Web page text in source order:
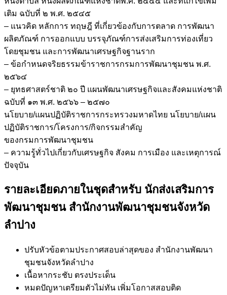
เติม ฉบับที่ ๒ พ.ศ. ๒๕๔๕
– แนวคิด หลักการ ทฤษฎี ที่เกี่ยวข้องกับการตลาด การพัฒนา
ผลิตภัณฑ์ การออกแบบ บรรจุภัณฑ์การส่งเสริมการท่องเที่ยว
โดยชุมชน และการพัฒนาเศรษฐกิจฐานราก
– ข้อกำหนดจริยธรรมข้าราชการกรมการพัฒนาชุมชน พ.ศ.
๒๕๖๔
– ยุทธศาสตร์ชาติ ๒๐ ปี แผนพัฒนาเศรษฐกิจและสังคมแห่งชาติ
ฉบับที่ ๑๓ พ.ศ. ๒๕๖๖ – ๒๕๗๐
นโยบาย/แผนปฏิบัติราชการกระทรวงมหาดไทย นโยบาย/แผน
ปฏิบัติราชการ/โครงการ/กิจกรรมสำคัญ
ของกรมการพัฒนาชุมชน
– ความรู้ทั่วไปเกี่ยวกับเศรษฐกิจ สังคม การเมือง และเหตุการณ์
ปัจจุบัน
รายละเอียดภายในชุดสำหรับ นักส่งเสริมการ
พัฒนาชุมชน สำนักงานพัฒนาชุมชนจังหวัด
ลำปาง
ปรับหัวข้อตามประกาศสอบล่าสุดของ สำนักงานพัฒนา
ชุมชนจังหวัดลำปาง
เนื้อหากระชับ ตรงประเด็น
หมดปัญหาเตรียมตัวไม่ทัน เพิ่มโอกาสสอบติด